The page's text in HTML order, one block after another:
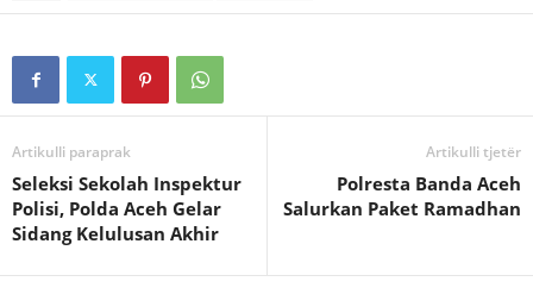
Artikulli paraprak
Seleksi Sekolah Inspektur
Polisi, Polda Aceh Gelar
Sidang Kelulusan Akhir
Artikulli tjetër
Polresta Banda Aceh
Salurkan Paket Ramadhan